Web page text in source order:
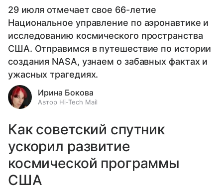
29 июля отмечает свое 66-летие
Национальное управление по аэронавтике и
исследованию космического пространства
США. Отправимся в путешествие по истории
создания NASA, узнаем о забавных фактах и
ужасных трагедиях.
Ирина Бокова
Автор Hi-Tech Mail
Как советский спутник
ускорил развитие
космической программы
США